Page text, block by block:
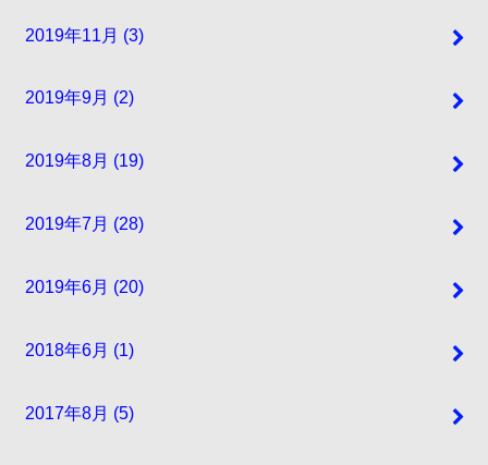
2019年11月 (3)
2019年9月 (2)
2019年8月 (19)
2019年7月 (28)
2019年6月 (20)
2018年6月 (1)
2017年8月 (5)